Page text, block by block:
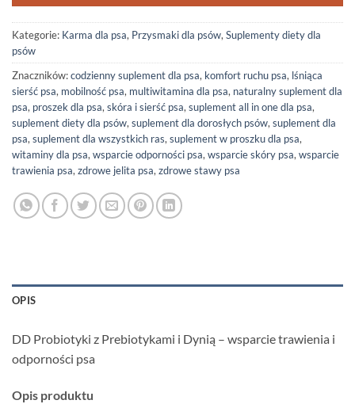
Kategorie: Karma dla psa, Przysmaki dla psów,Suplementy diety dla
psów
Znaczników:codzienny suplement dla psa, komfort ruchu psa, lśniąca
sierść psa, mobilność psa, multiwitamina dla psa, naturalny suplement dla
psa, proszek dla psa,skóra i sierść psa,suplement all in one dla psa,
suplement diety dla psów,suplement dla dorosłych psów,suplement dla
psa,suplement dla wszystkich ras,suplement w proszku dla psa,
witaminy dla psa,wsparcie odporności psa,wsparcie skóry psa,wsparcie
trawienia psa,zdrowe jelita psa,zdrowe stawy psa
OPIS
DD Probiotyki z Prebiotykami i Dynią – wsparcie trawienia i
odporności psa
Opis produktu